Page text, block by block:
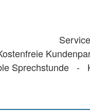
Sprechstunde -